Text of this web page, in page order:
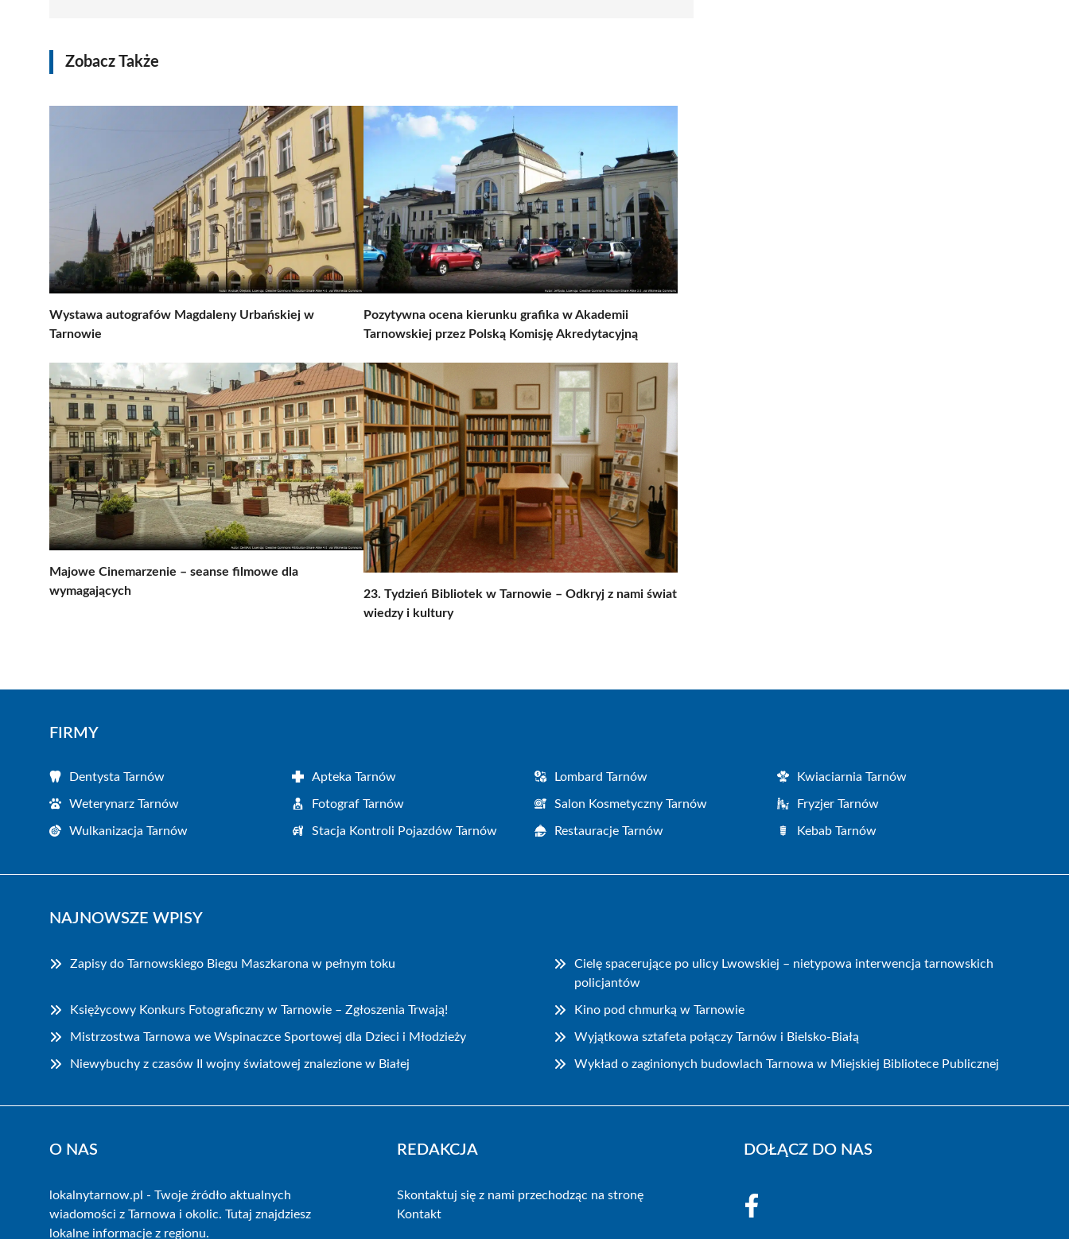
Zobacz Także
Wystawa autografów Magdaleny Urbańskiej w
Tarnowie
Pozytywna ocena kierunku grafika w Akademii
Tarnowskiej przez Polską Komisję Akredytacyjną
Majowe Cinemarzenie – seanse filmowe dla
wymagających
23. Tydzień Bibliotek w Tarnowie – Odkryj z nami świat
wiedzy i kultury
FIRMY
Dentysta Tarnów Apteka Tarnów Lombard Tarnów Kwiaciarnia Tarnów
Weterynarz Tarnów Fotograf Tarnów Salon Kosmetyczny Tarnów Fryzjer Tarnów
Wulkanizacja Tarnów Stacja Kontroli Pojazdów Tarnów Restauracje Tarnów Kebab Tarnów
NAJNOWSZE WPISY
Zapisy do Tarnowskiego Biegu Maszkarona w pełnym toku
Cielę spacerujące po ulicy Lwowskiej – nietypowa interwencja tarnowskich
policjantów
Księżycowy Konkurs Fotograficzny w Tarnowie – Zgłoszenia Trwają! Kino pod chmurką w Tarnowie
Mistrzostwa Tarnowa we Wspinaczce Sportowej dla Dzieci i Młodzieży Wyjątkowa sztafeta połączy Tarnów i Bielsko-Białą
Niewybuchy z czasów II wojny światowej znalezione w Białej Wykład o zaginionych budowlach Tarnowa w Miejskiej Bibliotece Publicznej
O NAS
lokalnytarnow.pl - Twoje źródło aktualnych
wiadomości z Tarnowa i okolic. Tutaj znajdziesz
lokalne informacje z regionu.
REDAKCJA
Skontaktuj się z nami przechodząc na stronę
Kontakt
DOŁĄCZ DO NAS